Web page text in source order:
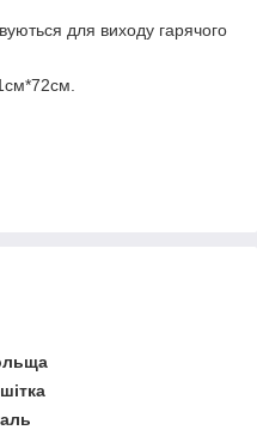
для виходу гарячого